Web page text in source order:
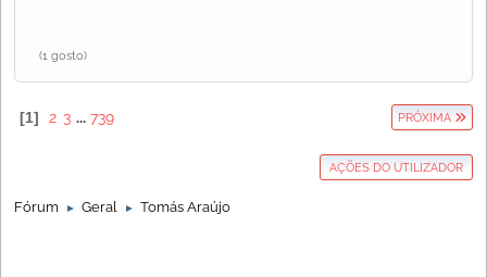
(1 gosto)
1 2 3 ... 739 PRÓXIMA
AÇÕES DO UTILIZADOR
Fórum ► Geral ► Tomás Araújo